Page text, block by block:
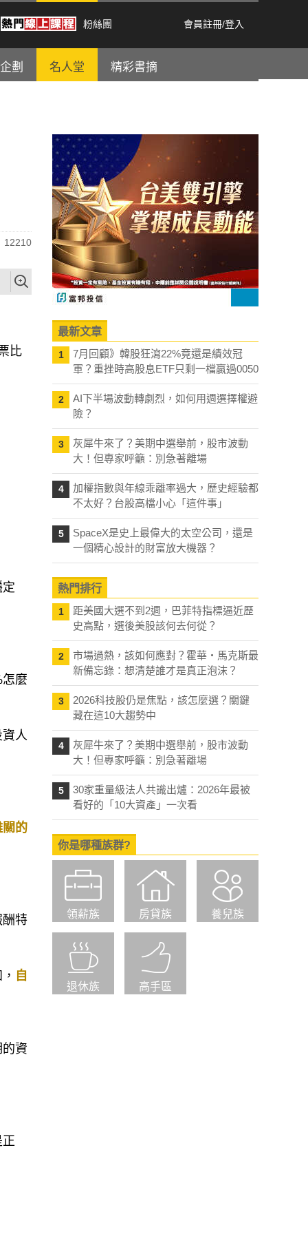
粉絲團 會員註冊/登入
劃 名人堂 精彩書摘
12210
最新文章
1
7月回顧》韓股狂瀉22%竟還是績效冠
軍？重挫時高股息ETF只剩一檔贏過0050
2
AI下半場波動轉劇烈，如何用週選擇權避
險？
3
灰犀牛來了？美期中選舉前，股市波動
大！但專家呼籲：別急著離場
4
加權指數與年線乖離率過大，歷史經驗都
不太好？台股高檔小心「這件事」
5
SpaceX是史上最偉大的太空公司，還是
一個精心設計的財富放大機器？
熱門排行
1
距美國大選不到2週，巴菲特指標逼近歷
史高點，選後美股該何去何從？
2
市場過熱，該如何應對？霍華・馬克斯最
新備忘錄：想清楚誰才是真正泡沫？
3
2026科技股仍是焦點，該怎麼選？關鍵
藏在這10大趨勢中
4
灰犀牛來了？美期中選舉前，股市波動
大！但專家呼籲：別急著離場
5
30家重量級法人共識出爐：2026年最被
看好的「10大資產」一次看
你是哪種族群?
領薪族 房貸族 養兒族
退休族 高手區